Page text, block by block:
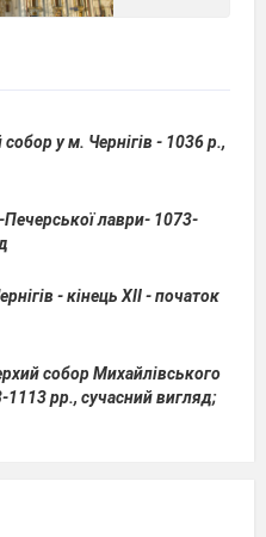
у м. Чернігів - 1036 р.,
лаври- 1073-
- кінець XII - початок
собор Михайлівського
рр., сучасний вигляд;